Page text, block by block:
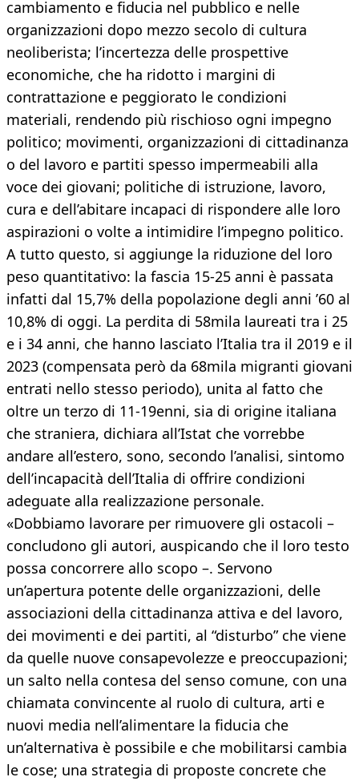
cambiamento e fiducia nel pubblico e nelle
organizzazioni dopo mezzo secolo di cultura
neoliberista; l’incertezza delle prospettive
economiche, che ha ridotto i margini di
contrattazione e peggiorato le condizioni
materiali, rendendo più rischioso ogni impegno
politico; movimenti, organizzazioni di cittadinanza
o del lavoro e partiti spesso impermeabili alla
voce dei giovani; politiche di istruzione, lavoro,
cura e dell’abitare incapaci di rispondere alle loro
aspirazioni o volte a intimidire l’impegno politico.
A tutto questo, si aggiunge la riduzione del loro
peso quantitativo: la fascia 15-25 anni è passata
infatti dal 15,7% della popolazione degli anni ’60 al
10,8% di oggi. La perdita di 58mila laureati tra i 25
e i 34 anni, che hanno lasciato l’Italia tra il 2019 e il
2023 (compensata però da 68mila migranti giovani
entrati nello stesso periodo), unita al fatto che
oltre un terzo di 11-19enni, sia di origine italiana
che straniera, dichiara all’Istat che vorrebbe
andare all’estero, sono, secondo l’analisi, sintomo
dell’incapacità dell’Italia di offrire condizioni
adeguate alla realizzazione personale.
«Dobbiamo lavorare per rimuovere gli ostacoli –
concludono gli autori, auspicando che il loro testo
possa concorrere allo scopo –. Servono
un’apertura potente delle organizzazioni, delle
associazioni della cittadinanza attiva e del lavoro,
dei movimenti e dei partiti, al “disturbo” che viene
da quelle nuove consapevolezze e preoccupazioni;
un salto nella contesa del senso comune, con una
chiamata convincente al ruolo di cultura, arti e
nuovi media nell’alimentare la fiducia che
un’alternativa è possibile e che mobilitarsi cambia
le cose; una strategia di proposte concrete che